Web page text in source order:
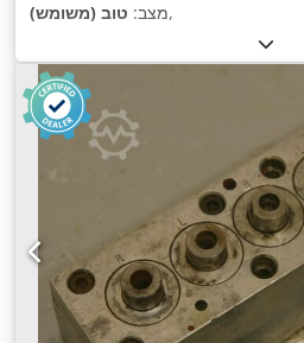
מצב: טוב (משומש) ,